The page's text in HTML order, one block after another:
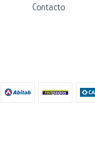
Contacto